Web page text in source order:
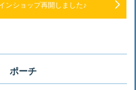
ンショップ再開しました♪
ポーチ